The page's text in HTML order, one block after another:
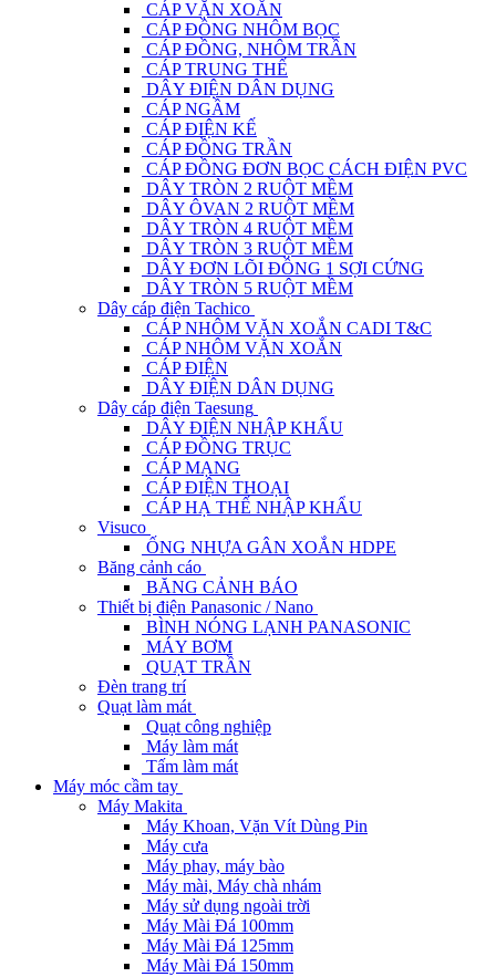
CÁP VẶN XOẮN
CÁP ĐỒNG NHÔM BỌC
CÁP ĐỒNG, NHÔM TRẦN
CÁP TRUNG THẾ
DÂY ĐIỆN DÂN DỤNG
CÁP NGẦM
CÁP ĐIỆN KẾ
CÁP ĐỒNG TRẦN
CÁP ĐỒNG ĐƠN BỌC CÁCH ĐIỆN PVC
DÂY TRÒN 2 RUỘT MỀM
DÂY ÔVAN 2 RUỘT MỀM
DÂY TRÒN 4 RUỘT MỀM
DÂY TRÒN 3 RUỘT MỀM
DÂY ĐƠN LÕI ĐỒNG 1 SỢI CỨNG
DÂY TRÒN 5 RUỘT MỀM
Dây cáp điện Tachico
CÁP NHÔM VẶN XOẮN CADI T&C
CÁP NHÔM VẶN XOẮN
CÁP ĐIỆN
DÂY ĐIỆN DÂN DỤNG
Dây cáp điện Taesung
DÂY ĐIỆN NHẬP KHẨU
CÁP ĐỒNG TRỤC
CÁP MẠNG
CÁP ĐIỆN THOẠI
CÁP HẠ THẾ NHẬP KHẨU
Visuco
ỐNG NHỰA GÂN XOẮN HDPE
Băng cảnh cáo
BĂNG CẢNH BÁO
Thiết bị điện Panasonic / Nano
BÌNH NÓNG LẠNH PANASONIC
MÁY BƠM
QUẠT TRẦN
Đèn trang trí
Quạt làm mát
Quạt công nghiệp
Máy làm mát
Tấm làm mát
Máy móc cầm tay
Máy Makita
Máy Khoan, Vặn Vít Dùng Pin
Máy cưa
Máy phay, máy bào
Máy mài, Máy chà nhám
Máy sử dụng ngoài trời
Máy Mài Đá 100mm
Máy Mài Đá 125mm
Máy Mài Đá 150mm